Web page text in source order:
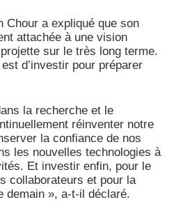
Chour a expliqué que son
attachée à une vision
sur le très long terme.
d’investir pour préparer
la recherche et le
réinventer notre
la confiance de nos
les nouvelles technologies à
Et investir enfin, pour le
collaborateurs et pour la
demain », a-t-il déclaré.